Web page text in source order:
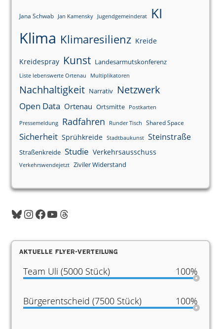
Jana Schwab Jan Kamensky Jugendgemeinderat KI
Klima Klimaresilienz Kreide
Kreidespray Kunst Landesarmutskonferenz
Liste lebenswerte Ortenau Multiplikatoren
Nachhaltigkeit Narrativ Netzwerk
Open Data Ortenau Ortsmitte Postkarten
Pressemeldung Radfahren Runder Tisch Shared Space
Sicherheit Sprühkreide Stadtbaukunst Steinstraße
Straßenkreide Studie Verkehrsausschuss
Verkehrswendejetzt Ziviler Widerstand
BlueskyInstagram
Facebook
YouTubeThreads
Aktuelle Flyer-Verteilung
Team Uli (5000 Stück) 100%
Bürgerentscheid (7500 Stück) 100%